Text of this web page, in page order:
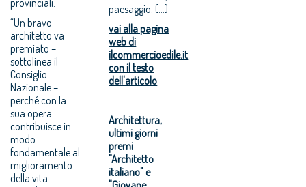
“Un bravo
architetto va
premiato –
sottolinea il
Consiglio
Nazionale –
perché con la
sua opera
contribuisce in
modo
fondamentale al
miglioramento
della vita
paesaggio. (...)
vai alla pagina
web di
ilcommercioedile.it
con il testo
dell'articolo
Architettura,
ultimi giorni
premi
"Architetto
italiano" e